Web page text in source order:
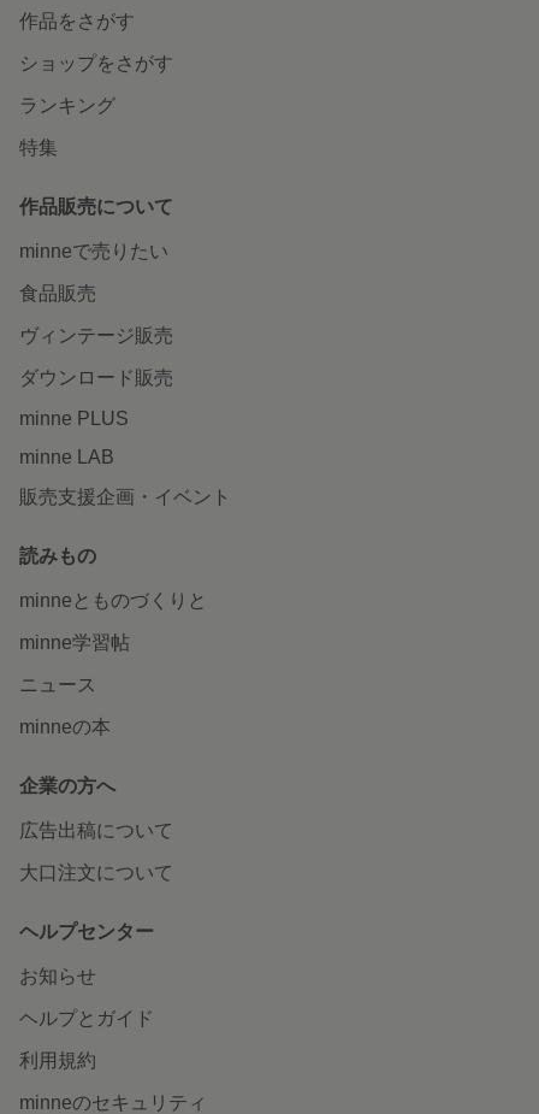
作品をさがす
ショップをさがす
ランキング
特集
作品販売について
minneで売りたい
食品販売
ヴィンテージ販売
ダウンロード販売
minne PLUS
minne LAB
販売支援企画・イベント
読みもの
minneとものづくりと
minne学習帖
ニュース
minneの本
企業の方へ
広告出稿について
大口注文について
ヘルプセンター
お知らせ
ヘルプとガイド
利用規約
minneのセキュリティ